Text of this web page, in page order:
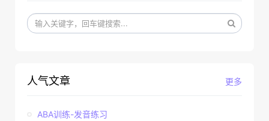
更多
人气文章
ABA训练-发音练习